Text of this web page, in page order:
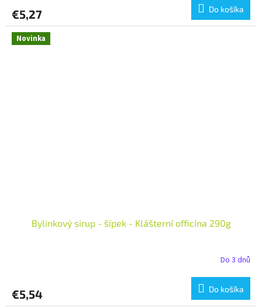
€5,27 Do košíka
Novinka
Bylinkový sirup - šípek - Klášterní officína 290g
Do 3 dnů
€5,54 Do košíka